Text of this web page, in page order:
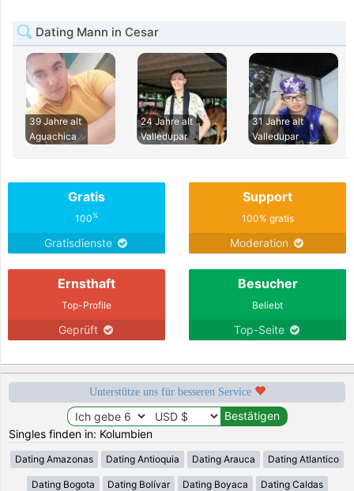
Dating Mann in Cesar
39 Jahre alt
Aguachica
24 Jahre alt
Valledupar
31 Jahre alt
Valledupar
Gratis
100%
Gratisdienste
Support
100% gratis
Moderation
Ernsthaft
Top-Profile
Geprüft
Besucher
Beliebt
Top-Seite
Unterstütze uns für besseren Service
Singles finden in: Kolumbien
Dating Amazonas Dating Antioquia Dating Arauca Dating Atlantico
Dating Bogota Dating Bolívar Dating Boyaca Dating Caldas